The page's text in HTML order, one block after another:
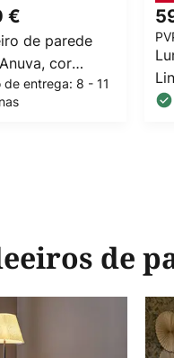
€
de parede
cor
papel, altura 25
de entrega: 8 - 11
de